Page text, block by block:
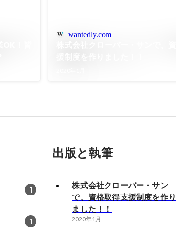
wantedly.com
1
1
出版と執筆
株式会社クローバー・サン
で、資格取得支援制度を作り
ました！！
2020年1月